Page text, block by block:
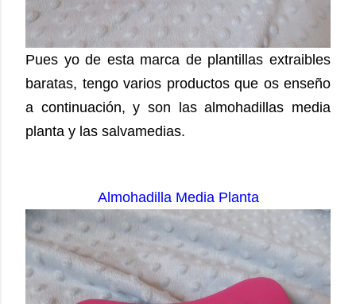
Pues yo de esta marca de plantillas extraibles
baratas, tengo varios productos que os enseño
a continuación, y son las almohadillas media
planta y las salvamedias.
Almohadilla Media Planta